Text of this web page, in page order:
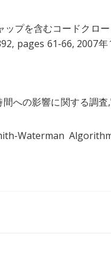
ップを含むコードクロ
pages 61-66, 2007年
への影響に関する調査
Waterman